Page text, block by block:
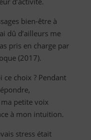
bien-être à
dû d’ailleurs me
pris en charge par
(2017).
choix ? Pendant
petite voix
à mon intuition.
stress était